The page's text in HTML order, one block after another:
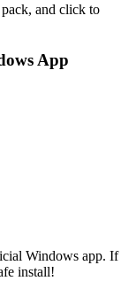
and click to
App
Windows app. If
install!